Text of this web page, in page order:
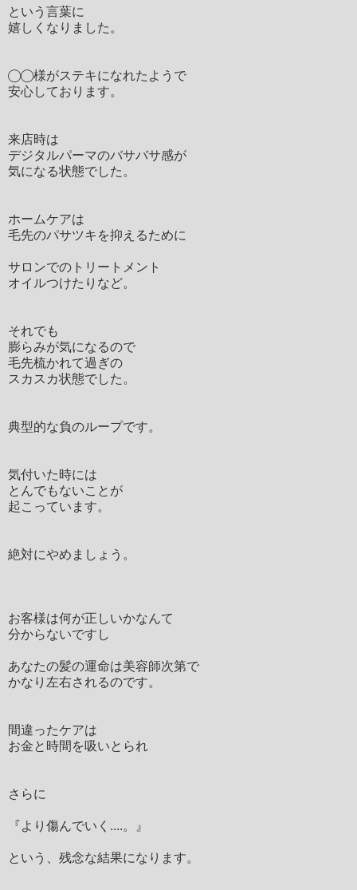
という言葉に
嬉しくなりました。
◯◯様がステキになれたようで
安心しております。
来店時は
デジタルパーマのバサバサ感が
気になる状態でした。
ホームケアは
毛先のパサツキを抑えるために
サロンでのトリートメント
オイルつけたりなど。
それでも
膨らみが気になるので
毛先梳かれて過ぎの
スカスカ状態でした。
典型的な負のループです。
気付いた時には
とんでもないことが
起こっています。
絶対にやめましょう。
お客様は何が正しいかなんて
分からないですし
あなたの髪の運命は美容師次第で
かなり左右されるのです。
間違ったケアは
お金と時間を吸いとられ
さらに
『より傷んでいく....。』
という、残念な結果になります。